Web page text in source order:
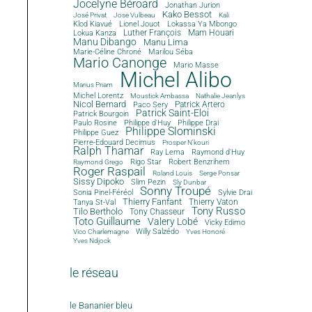
Jocelyne Béroard Jonathan Jurion
José Privat Jose Vulbeau Kako Bessot Kali
Klod Kiavué Lionel Jouot
Lokassa Ya Mbongo
Lokua Kanza
Luther François Mam Houari
Manu Dibango Manu Lima
Marie-Céline Chroné Marilou Séba
Mario Canonge Mario Masse
Marius Priam Michel Alibo
Michel Lorentz Moustick Ambassa Nathalie Jeanlys
Nicol Bernard Paco Sery
Patrick Artero
Patrick Bourgoin
Patrick Saint-Eloi
Paulo Rosine Philippe d'Huy
Philippe Drai
Philippe Guez
Philippe Slominski
Pierre-Edouard Decimus Prosper N'kouri
Ralph Thamar Ray Lema Raymond d'Huy
Raymond Grego Rigo Star Robert Benzrihem
Roger Raspail Roland Louis Serge Ponsar
Sissy Dipoko Slim Pezin Sly Dunbar
Sonia Pinel-Féréol Sonny Troupé Sylvie Drai
Tanya St-Val Thierry Fanfant Thierry Vaton
Tilo Bertholo Tony Chasseur
Tony Russo
Toto Guillaume
Valery Lobé Vicky Edimo
Vico Charlemagne Willy Salzédo
Yves Honoré
Yves Ndjock
le réseau
le Bananier bleu